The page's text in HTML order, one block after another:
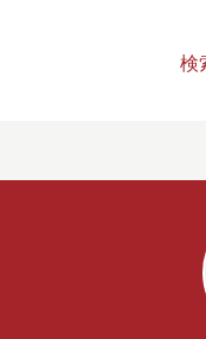
検